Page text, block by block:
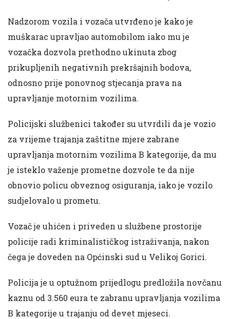
Nadzorom vozila i vozača utvrđeno je kako je
muškarac upravljao automobilom iako mu je
vozačka dozvola prethodno ukinuta zbog
prikupljenih negativnih prekršajnih bodova,
odnosno prije ponovnog stjecanja prava na
upravljanje motornim vozilima.
Policijski službenici također su utvrdili da je vozio
za vrijeme trajanja zaštitne mjere zabrane
upravljanja motornim vozilima B kategorije, da mu
je isteklo važenje prometne dozvole te da nije
obnovio policu obveznog osiguranja, iako je vozilo
sudjelovalo u prometu.
Vozač je uhićen i priveden u službene prostorije
policije radi kriminalističkog istraživanja, nakon
čega je doveden na Općinski sud u Velikoj Gorici.
Policija je u optužnom prijedlogu predložila novčanu
kaznu od 3.560 eura te zabranu upravljanja vozilima
B kategorije u trajanju od devet mjeseci.